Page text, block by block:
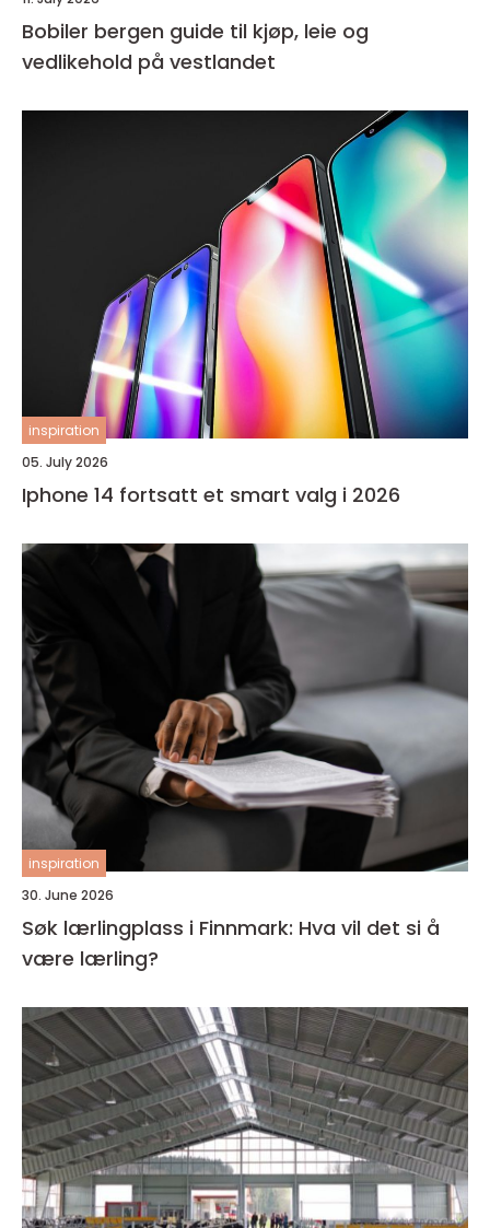
Bobiler bergen guide til kjøp, leie og
vedlikehold på vestlandet
inspiration
05. July 2026
Iphone 14 fortsatt et smart valg i 2026
inspiration
30. June 2026
Søk lærlingplass i Finnmark: Hva vil det si å
være lærling?